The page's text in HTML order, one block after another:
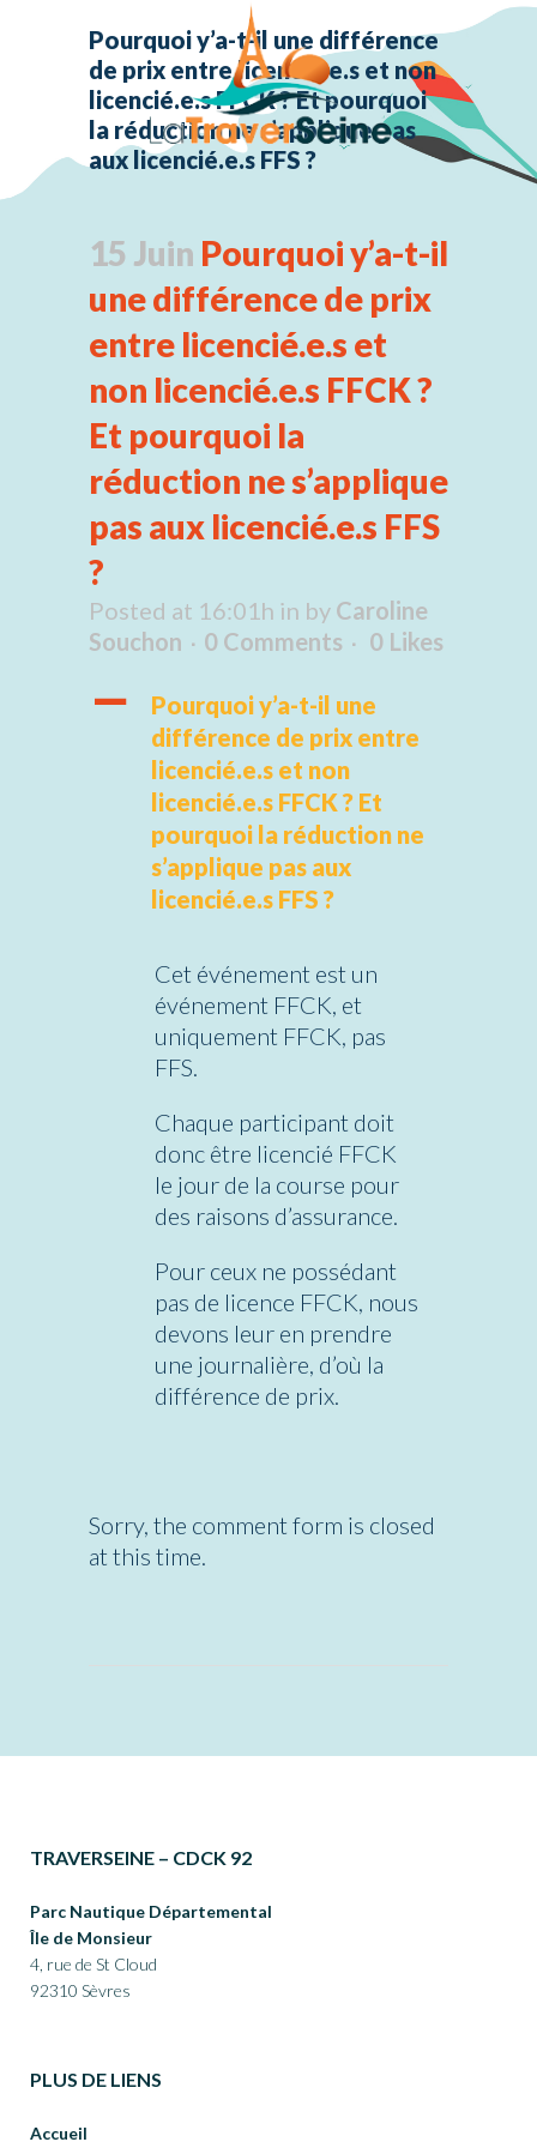
Pourquoi y’a-t-il une différence
de prix entre licencié.e.s et non
licencié.e.s FFCK ? Et pourquoi
la réduction ne s’applique pas
aux licencié.e.s FFS ?
15 Juin Pourquoi y’a-t-il
une différence de prix
entre licencié.e.s et
non licencié.e.s FFCK ?
Et pourquoi la
réduction ne s’applique
pas aux licencié.e.s FFS
?
Posted at 16:01h in by Caroline
Souchon
0 Comments 0 Likes
A
Pourquoi y’a-t-il une
différence de prix entre
licencié.e.s et non
licencié.e.s FFCK ? Et
pourquoi la réduction ne
s’applique pas aux
licencié.e.s FFS ?
Cet événement est un
événement FFCK, et
uniquement FFCK, pas
FFS.
Chaque participant doit
donc être licencié FFCK
le jour de la course pour
des raisons d’assurance.
Pour ceux ne possédant
pas de licence FFCK, nous
devons leur en prendre
une journalière, d’où la
différence de prix.
Sorry, the comment form is closed
at this time.
TRAVERSEINE – CDCK 92
Parc Nautique Départemental
Île de Monsieur
4, rue de St Cloud
92310 Sèvres
PLUS DE LIENS
Accueil